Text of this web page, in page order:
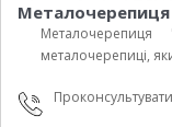
Металочерепиця
металочерепиці,